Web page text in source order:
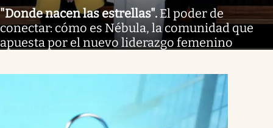
"Donde nacen las estrellas". El poder de
conectar: cómo es Nébula, la comunidad que
apuesta por el nuevo liderazgo femenino